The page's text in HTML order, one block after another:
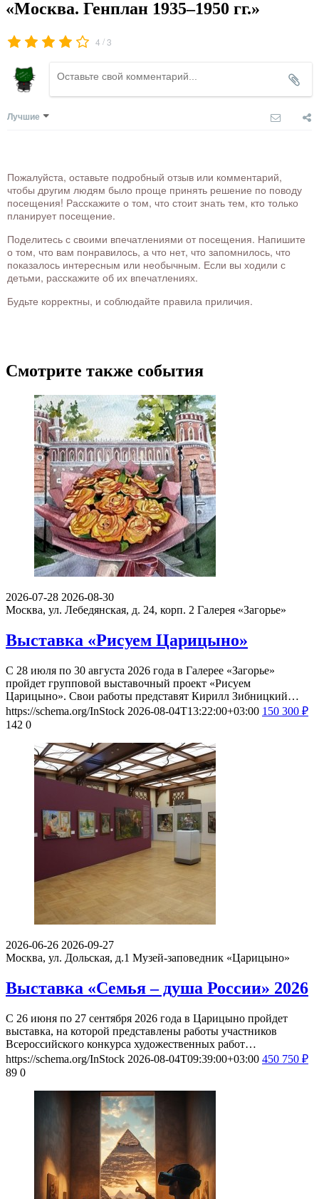
«Москва. Генплан 1935–1950 гг.»
4 /3
Лучшие
Пожалуйста, оставьте подробный отзыв или комментарий,
чтобы другим людям было проще принять решение по поводу
посещения! Расскажите о том, что стоит знать тем, кто только
планирует посещение.
Поделитесь с своими впечатлениями от посещения. Напишите
о том, что вам понравилось, а что нет, что запомнилось, что
показалось интересным или необычным. Если вы ходили с
детьми, расскажите об их впечатлениях.
Будьте корректны, и соблюдайте правила приличия.
Смотрите также события
2026-07-28 2026-08-30
Москва, ул. Лебедянская, д. 24, корп. 2 Галерея «Загорье»
Выставка «Рисуем Царицыно»
С 28 июля по 30 августа 2026 года в Галерее «Загорье»
пройдет групповой выставочный проект «Рисуем
Царицыно». Свои работы представят Кирилл Зибницкий…
https://schema.org/InStock 2026-08-04T13:22:00+03:00 150 300 ₽
142 0
2026-06-26 2026-09-27
Москва, ул. Дольская, д.1 Музей-заповедник «Царицыно»
Выставка «Семья – душа России» 2026
С 26 июня по 27 сентября 2026 года в Царицыно пройдет
выставка, на которой представлены работы участников
Всероссийского конкурса художественных работ…
https://schema.org/InStock 2026-08-04T09:39:00+03:00 450 750 ₽
89 0